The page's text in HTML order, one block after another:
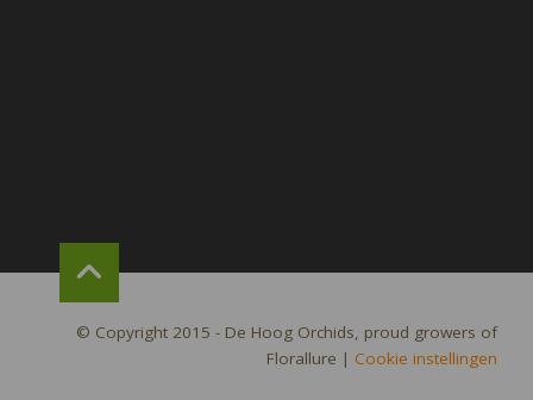
© Copyright 2015 - De Hoog Orchids, proud growers of
Florallure | Cookie instellingen